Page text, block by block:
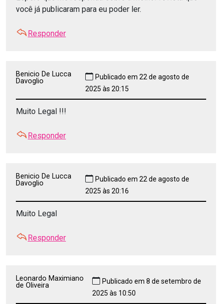
você já publicaram para eu poder ler.
Responder
Benicio De Lucca
Davoglio
Publicado em 22 de agosto de
2025 às 20:15
Muito Legal !!!
Responder
Benicio De Lucca
Davoglio
Publicado em 22 de agosto de
2025 às 20:16
Muito Legal
Responder
Leonardo Maximiano
de Oliveira
Publicado em 8 de setembro de
2025 às 10:50